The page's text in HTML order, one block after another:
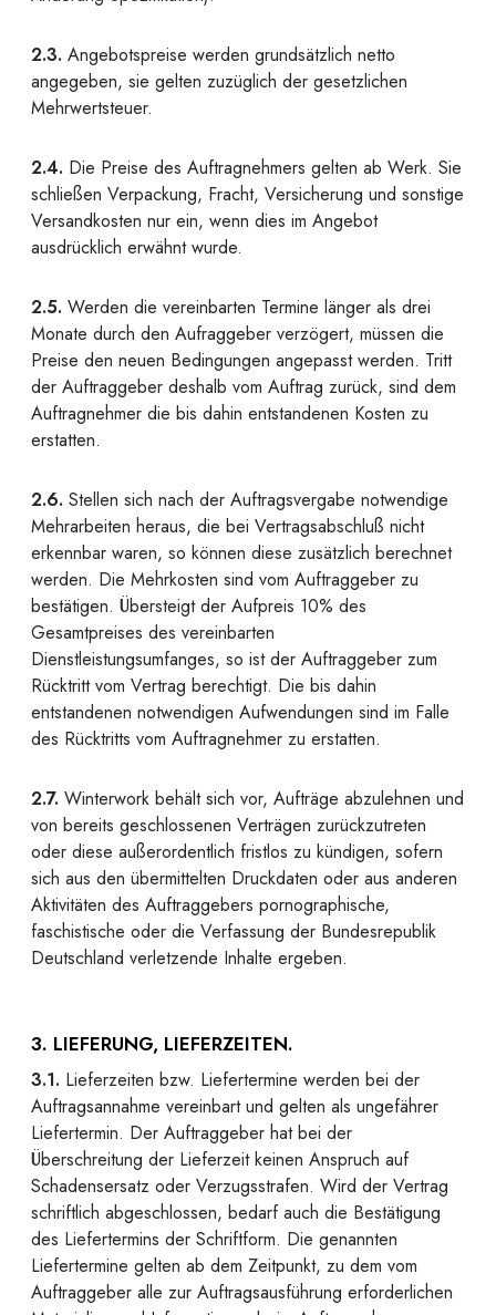
2.3. Angebotspreise werden grundsätzlich netto
angegeben, sie gelten zuzüglich der gesetzlichen
Mehrwertsteuer.
2.4. Die Preise des Auftragnehmers gelten ab Werk. Sie
schließen Verpackung, Fracht, Versicherung und sonstige
Versandkosten nur ein, wenn dies im Angebot
ausdrücklich erwähnt wurde.
2.5. Werden die vereinbarten Termine länger als drei
Monate durch den Aufraggeber verzögert, müssen die
Preise den neuen Bedingungen angepasst werden. Tritt
der Auftraggeber deshalb vom Auftrag zurück, sind dem
Auftragnehmer die bis dahin entstandenen Kosten zu
erstatten.
2.6. Stellen sich nach der Auftragsvergabe notwendige
Mehrarbeiten heraus, die bei Vertragsabschluß nicht
erkennbar waren, so können diese zusätzlich berechnet
werden. Die Mehrkosten sind vom Auftraggeber zu
bestätigen. Übersteigt der Aufpreis 10% des
Gesamtpreises des vereinbarten
Dienstleistungsumfanges, so ist der Auftraggeber zum
Rücktritt vom Vertrag berechtigt. Die bis dahin
entstandenen notwendigen Aufwendungen sind im Falle
des Rücktritts vom Auftragnehmer zu erstatten.
2.7. Winterwork behält sich vor, Aufträge abzulehnen und
von bereits geschlossenen Verträgen zurückzutreten
oder diese außerordentlich fristlos zu kündigen, sofern
sich aus den übermittelten Druckdaten oder aus anderen
Aktivitäten des Auftraggebers pornographische,
faschistische oder die Verfassung der Bundesrepublik
Deutschland verletzende Inhalte ergeben.
3. LIEFERUNG, LIEFERZEITEN.
3.1. Lieferzeiten bzw. Liefertermine werden bei der
Auftragsannahme vereinbart und gelten als ungefährer
Liefertermin. Der Auftraggeber hat bei der
Überschreitung der Lieferzeit keinen Anspruch auf
Schadensersatz oder Verzugsstrafen. Wird der Vertrag
schriftlich abgeschlossen, bedarf auch die Bestätigung
des Liefertermins der Schriftform. Die genannten
Liefertermine gelten ab dem Zeitpunkt, zu dem vom
Auftraggeber alle zur Auftragsausführung erforderlichen